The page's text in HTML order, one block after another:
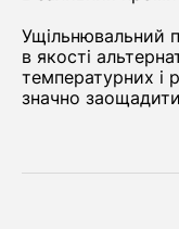
Ущільнювальний
в якості
температурних і
значно